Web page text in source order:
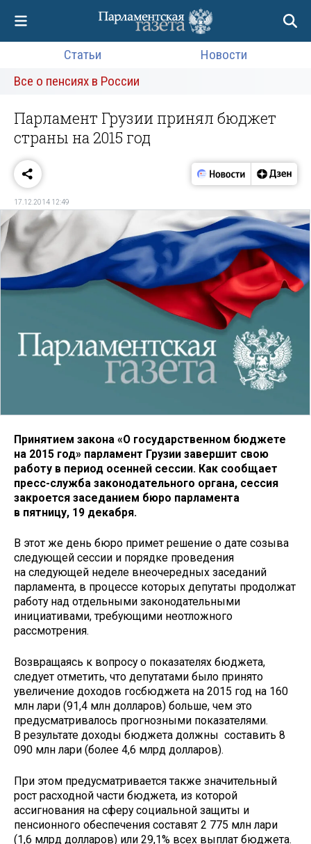
Статьи
Новости
Все о пенсиях в России
Парламент Грузии принял бюджет
страны на 2015 год
17.12.2014 12:49
Принятием закона «О государственном бюджете
на 2015 год» парламент Грузии завершит свою
работу в период осенней сессии. Как сообщает
пресс-служба законодательного органа, сессия
закроется заседанием бюро парламента
в пятницу, 19 декабря.
В этот же день бюро примет решение о дате созыва
следующей сессии и порядке проведения
на следующей неделе внеочередных заседаний
парламента, в процессе которых депутаты продолжат
работу над отдельными законодательными
инициативами, требующими неотложного
рассмотрения.
Возвращаясь к вопросу о показателях бюджета,
следует отметить, что депутатами было принято
увеличение доходов госбюджета на 2015 год на 160
млн лари (91,4 млн долларов) больше, чем это
предусматривалось прогнозными показателями.
В результате доходы бюджета должны составить 8
090 млн лари (более 4,6 млрд долларов).
При этом предусматривается также значительный
рост расходной части бюджета, из которой
ассигнования на сферу социальной защиты и
пенсионного обеспечения составят 2 775 млн лари
(1,6 млрд долларов) или 29,1% всех выплат бюджета.